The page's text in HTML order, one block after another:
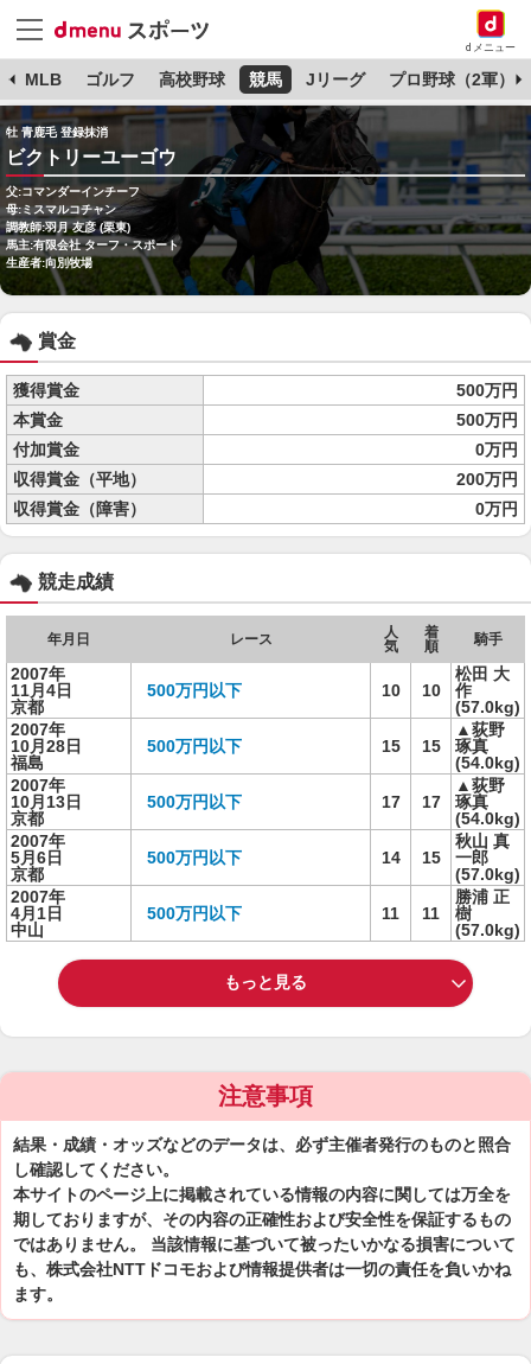
dメニュー
MLB ゴルフ 高校野球 競馬 Jリーグ プロ野球（2軍）
牡 青鹿毛 登録抹消
ビクトリーユーゴウ
父:コマンダーインチーフ
母:ミスマルコチャン
調教師:羽月 友彦 (栗東)
馬主:有限会社 ターフ・スポート
生産者:向別牧場
賞金
獲得賞金
500万円
本賞金
500万円
付加賞金
0万円
収得賞金（平地）
200万円
収得賞金（障害）
0万円
競走成績
年月日 レース
人
気
着
順
騎手
2007年
11月4日
京都
500万円以下 10 10
松田 大
作
(57.0kg)
2007年
10月28日
福島
500万円以下 15 15
▲荻野
琢真
(54.0kg)
2007年
10月13日
京都
500万円以下 17 17
▲荻野
琢真
(54.0kg)
2007年
5月6日
京都
500万円以下 14 15
秋山 真
一郎
(57.0kg)
2007年
4月1日
中山
500万円以下 11 11
勝浦 正
樹
(57.0kg)
もっと見る
注意事項
結果・成績・オッズなどのデータは、必ず主催者発行のものと照合
し確認してください。
本サイトのページ上に掲載されている情報の内容に関しては万全を
期しておりますが、その内容の正確性および安全性を保証するもの
ではありません。 当該情報に基づいて被ったいかなる損害について
も、株式会社NTTドコモおよび情報提供者は一切の責任を負いかね
ます。